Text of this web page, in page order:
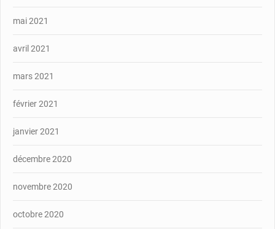
mai 2021
avril 2021
mars 2021
février 2021
janvier 2021
décembre 2020
novembre 2020
octobre 2020